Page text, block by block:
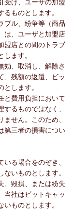
受け、ユーザの加盟
ものとします。
ブル、紛争等（商品
は、ユーザと加盟店
盟店との間のトラブ
ます。
効、取消し、解除さ
、残額の返還、ビッ
します。
と費用負担において
るものではなく、
せん。このため、
第三者の損害につい
る場合をのぞき、
いものとします。
、毀損、または紛失
当社はビットキャッ
ものとします。